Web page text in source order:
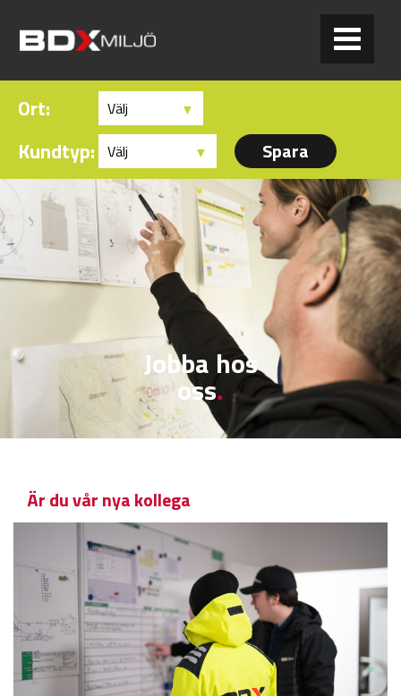
Ort:
Kundtyp:
Jobba hos
oss.
Är du vår nya kollega